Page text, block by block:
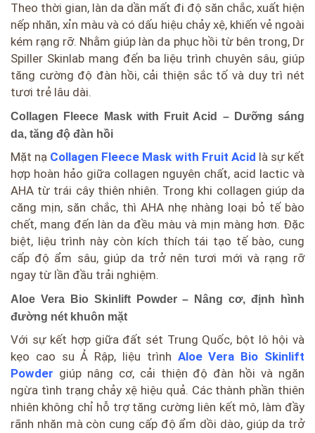
Theo thời gian, làn da dần mất đi độ săn chắc, xuất hiện
nếp nhăn, xỉn màu và có dấu hiệu chảy xệ, khiến vẻ ngoài
kém rạng rỡ. Nhằm giúp làn da phục hồi từ bên trong, Dr
Spiller Skinlab mang đến ba liệu trình chuyên sâu, giúp
tăng cường độ đàn hồi, cải thiện sắc tố và duy trì nét
tươi trẻ lâu dài.
Collagen Fleece Mask with Fruit Acid – Dưỡng sáng
da, tăng độ đàn hồi
Mặt nạ Collagen Fleece Mask with Fruit Acid là sự kết
hợp hoàn hảo giữa collagen nguyên chất, acid lactic và
AHA từ trái cây thiên nhiên. Trong khi collagen giúp da
căng mịn, săn chắc, thì AHA nhẹ nhàng loại bỏ tế bào
chết, mang đến làn da đều màu và mịn màng hơn. Đặc
biệt, liệu trình này còn kích thích tái tạo tế bào, cung
cấp độ ẩm sâu, giúp da trở nên tươi mới và rạng rỡ
ngay từ lần đầu trải nghiệm.
Aloe Vera Bio Skinlift Powder – Nâng cơ, định hình
đường nét khuôn mặt
Với sự kết hợp giữa đất sét Trung Quốc, bột lô hội và
kẹo cao su Ả Rập, liệu trình Aloe Vera Bio Skinlift
Powder giúp nâng cơ, cải thiện độ đàn hồi và ngăn
ngừa tình trạng chảy xệ hiệu quả. Các thành phần thiên
nhiên không chỉ hỗ trợ tăng cường liên kết mô, làm đầy
rãnh nhăn mà còn cung cấp độ ẩm dồi dào, giúp da trở